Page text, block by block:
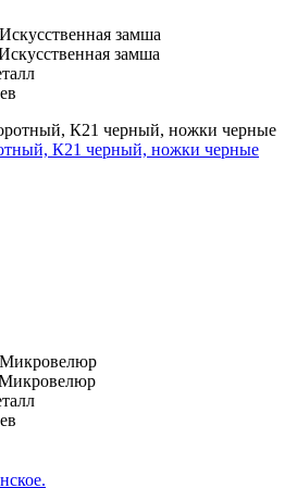
замша
замша
К21 черный, ножки черные